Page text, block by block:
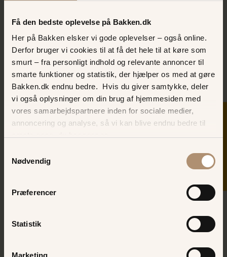
Få den bedste oplevelse på Bakken.dk
Her på Bakken elsker vi gode oplevelser – også online.
Derfor bruger vi cookies til at få det hele til at køre som
smurt – fra personligt indhold og relevante annoncer til
smarte funktioner og statistik, der hjælper os med at gøre
Bakken.dk endnu bedre. Hvis du giver samtykke, deler
vi også oplysninger om din brug af hjemmesiden med
vores samarbejdspartnere inden for sociale medier,
annoncering og analyse, så vi kan blive endnu bedre til
Nødvendig
Præferencer
Statistik
Marketing
SKER I DAG
persondataoplysninger. Du kan læse alt om
Online spil og konkurrencer
Udbyder
Konkurrencen udbydes af
A/S Dyrehavsbakken
Dyrehavsbakken 51.1
2930 Klampenborg
CVR: 33247613
Følg anvisningerne i konkurrencen
Konkurrencen er ikke købsbetinget